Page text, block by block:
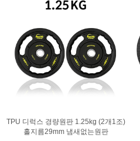
TPU 디럭스 경량원판 1.25kg (2개1조)
홀지름29mm 냄새없는원판